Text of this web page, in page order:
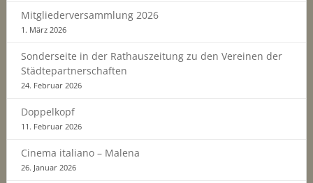
Mitgliederversammlung 2026
1. März 2026
Sonderseite in der Rathauszeitung zu den Vereinen der
Städtepartnerschaften
24. Februar 2026
Doppelkopf
11. Februar 2026
Cinema italiano – Malena
26. Januar 2026